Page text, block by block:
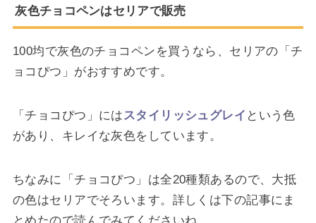
灰色チョコペンはセリアで販売
100均で灰色のチョコペンを買うなら、セリアの「チ
ョコぴつ」がおすすめです。
「チョコぴつ」にはスタイリッシュグレイ という色
があり、キレイな灰色をしています。
ちなみに「チョコぴつ」は全20種類あるので、大抵
の色はセリアでそろいます。詳しくは下の記事にま